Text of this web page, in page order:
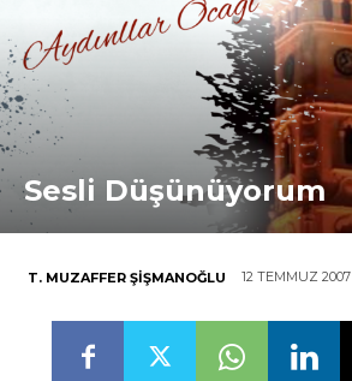
Sesli Düşünüyorum
T. MUZAFFER ŞIŞMANOĞLU 12 TEMMUZ 2007